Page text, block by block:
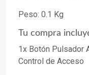
Peso: 0.1 Kg
Tu compra
1x Botón Pulsador
Control de Acceso